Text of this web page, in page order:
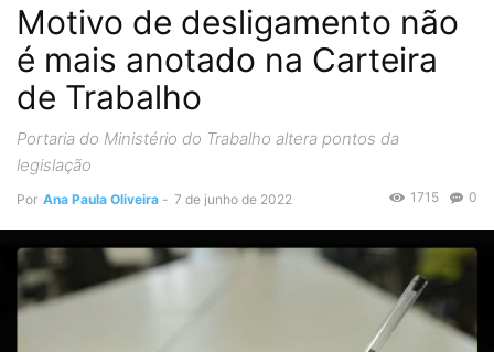
Motivo de desligamento não
é mais anotado na Carteira
de Trabalho
Portaria do Ministério do Trabalho altera pontos da
legislação
Por Ana Paula Oliveira - 7 de junho de 2022 0
1715